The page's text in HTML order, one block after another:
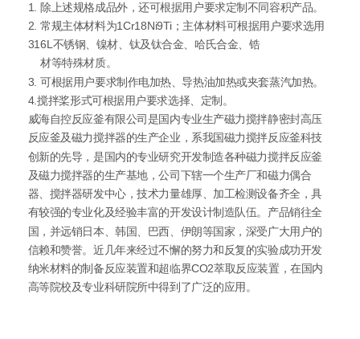
1. 除上述规格成品外，还可根据用户要求定制不同容积产品。
2. 常规主体材料为1Cr18Ni9Ti；主体材料可根据用户要求选用
316L不锈钢、镍材、钛及钛合金、哈氏合金、锆
材等特殊材质。
3. 可根据用户要求制作电加热、导热油加热或夹套蒸汽加热。
4.搅拌桨形式可根据用户要求选择、定制。
威海自控反应釜有限公司是国内专业生产磁力搅拌静密封高压
反应釜及磁力搅拌器的生产企业，系我国磁力搅拌反应釜科技
创新的先导，是国内的专业研究开发制造各种磁力搅拌反应釜
及磁力搅拌器的生产基地，公司下辖一个生产厂和磁力偶合
器、搅拌器研发中心，技术力量雄厚、加工检测设备齐全，具
有较强的专业化及经验丰富的开发设计制造队伍。产品销往全
国，并远销日本、韩国、巴西、伊朗等国家，深受广大用户的
信赖和赞誉。近几年来经过不懈的努力和反复的实验成功开发
纳米材料的制备反应装置和超临界CO2萃取反应装置，在国内
高等院校及专业科研院所中得到了广泛的应用。